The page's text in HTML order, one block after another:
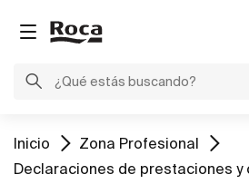
Inicio
Zona Profesional
Declaraciones de prestaciones